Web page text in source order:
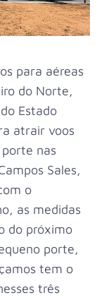
para aéreas
do Norte,
Estado
atrair voos
nas
Sales,
o
as medidas
do próximo
porte,
tem o
três